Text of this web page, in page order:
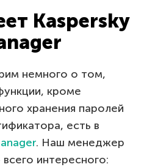
Kaspersky
немного о том,
кроме
хранения паролей
есть в
. Наш менеджер
интересного: